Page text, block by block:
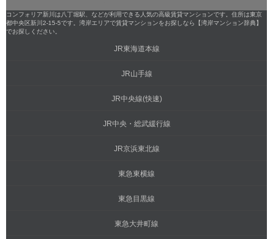
コンフォリア新川は八丁堀駅、などが利用できる人気の高級賃貸マンションです。住所は東京
都中央区新川2-15-5です。湾岸エリアで賃貸マンションをお探しなら【湾岸マンション辞典】
でお探しください。
JR東海道本線
JR山手線
JR中央線(快速)
JR中央・総武緩行線
JR京浜東北線
東急東横線
東急目黒線
東急大井町線